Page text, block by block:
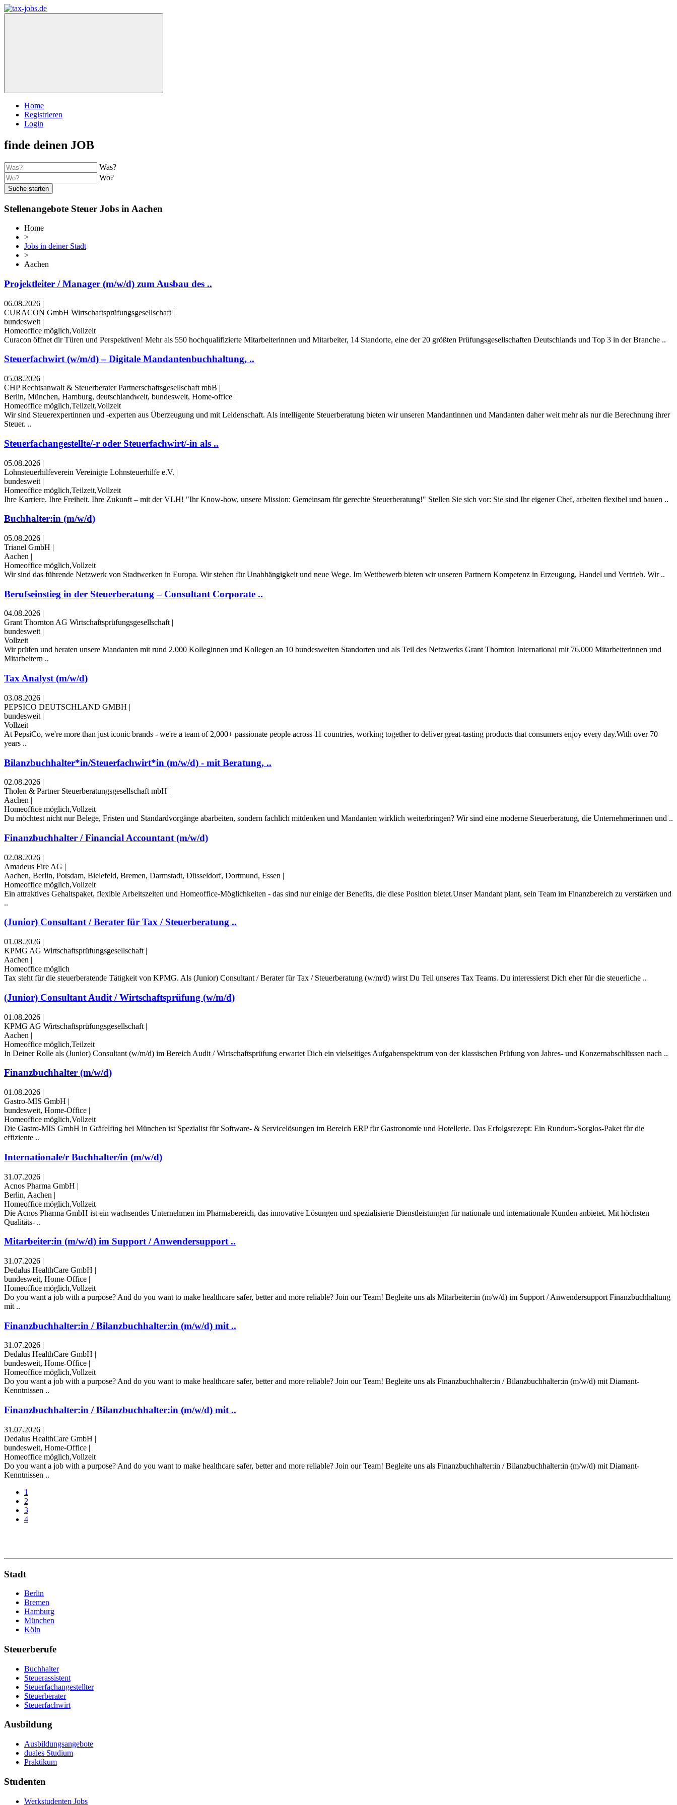
Home
Registrieren
Login
finde deinen JOB
Was?
Wo?
Suche starten
Stellenangebote Steuer Jobs in Aachen
Home
>
Jobs in deiner Stadt
>
Aachen
Projektleiter / Manager (m/w/d) zum Ausbau des ..
06.08.2026 |
CURACON GmbH Wirtschaftsprüfungsgesellschaft |
bundesweit |
Homeoffice möglich,Vollzeit
Curacon öffnet dir Türen und Perspektiven! Mehr als 550 hochqualifizierte Mitarbeiterinnen und Mitarbeiter, 14 Standorte, eine der 20 größten Prüfungsgesellschaften Deutschlands und Top 3 in der Branche ..
Steuerfachwirt (w/m/d) – Digitale Mandantenbuchhaltung, ..
05.08.2026 |
CHP Rechtsanwalt & Steuerberater Partnerschaftsgesellschaft mbB |
Berlin, München, Hamburg, deutschlandweit, bundesweit, Home-office |
Homeoffice möglich,Teilzeit,Vollzeit
Wir sind Steuerexpertinnen und -experten aus Überzeugung und mit Leidenschaft. Als intelligente Steuerberatung bieten wir unseren Mandantinnen und Mandanten daher weit mehr als nur die Berechnung ihrer
Steuer. ..
Steuerfachangestellte/-r oder Steuerfachwirt/-in als ..
05.08.2026 |
Lohnsteuerhilfeverein Vereinigte Lohnsteuerhilfe e.V. |
bundesweit |
Homeoffice möglich,Teilzeit,Vollzeit
Ihre Karriere. Ihre Freiheit. Ihre Zukunft – mit der VLH! "Ihr Know-how, unsere Mission: Gemeinsam für gerechte Steuerberatung!" Stellen Sie sich vor: Sie sind Ihr eigener Chef, arbeiten flexibel und bauen ..
Buchhalter:in (m/w/d)
05.08.2026 |
Trianel GmbH |
Aachen |
Homeoffice möglich,Vollzeit
Wir sind das führende Netzwerk von Stadt­werken in Europa. Wir stehen für Unab­hängig­keit und neue Wege. Im Wett­bewerb bieten wir unseren Partnern Kompetenz in Erzeugung, Handel und Vertrieb. Wir ..
Berufseinstieg in der Steuerberatung – Consultant Corporate ..
04.08.2026 |
Grant Thornton AG Wirtschaftsprüfungsgesellschaft |
bundesweit |
Vollzeit
Wir prüfen und beraten unsere Mandanten mit rund 2.000 Kolleginnen und Kollegen an 10 bundesweiten Standorten und als Teil des Netzwerks Grant Thornton International mit 76.000 Mitarbeiterinnen und
Mitarbeitern ..
Tax Analyst (m/w/d)
03.08.2026 |
PEPSICO DEUTSCHLAND GMBH |
bundesweit |
Vollzeit
At PepsiCo, we're more than just iconic brands - we're a team of 2,000+ passionate people across 11 countries, working together to deliver great-tasting products that consumers enjoy every day.With over 70
years ..
Bilanzbuchhalter*in/Steuerfachwirt*in (m/w/d) - mit Beratung, ..
02.08.2026 |
Tholen & Partner Steuerberatungsgesellschaft mbH |
Aachen |
Homeoffice möglich,Vollzeit
Du möchtest nicht nur Belege, Fristen und Standardvorgänge abarbeiten, sondern fachlich mitdenken und Mandanten wirklich weiterbringen? Wir sind eine moderne Steuerberatung, die Unternehmerinnen und ..
Finanzbuchhalter / Financial Accountant (m/w/d)
02.08.2026 |
Amadeus Fire AG |
Aachen, Berlin, Potsdam, Bielefeld, Bremen, Darmstadt, Düsseldorf, Dortmund, Essen |
Homeoffice möglich,Vollzeit
Ein attraktives Gehaltspaket, flexible Arbeitszeiten und Homeoffice-Möglichkeiten - das sind nur einige der Benefits, die diese Position bietet.Unser Mandant plant, sein Team im Finanzbereich zu verstärken und
..
(Junior) Consultant / Berater für Tax / Steuerberatung ..
01.08.2026 |
KPMG AG Wirtschaftsprüfungsgesellschaft |
Aachen |
Homeoffice möglich
Tax steht für die steuerberatende Tätigkeit von KPMG. Als (Junior) Consultant / Berater für Tax / Steuerberatung (w/m/d) wirst Du Teil unseres Tax Teams. Du interessierst Dich eher für die steuerliche ..
(Junior) Consultant Audit / Wirtschaftsprüfung (w/m/d)
01.08.2026 |
KPMG AG Wirtschaftsprüfungsgesellschaft |
Aachen |
Homeoffice möglich,Teilzeit
In Deiner Rolle als (Junior) Consultant (w/m/d) im Bereich Audit / Wirtschaftsprüfung erwartet Dich ein vielseitiges Aufgabenspektrum von der klassischen Prüfung von Jahres- und Konzernabschlüssen nach ..
Finanzbuchhalter (m/w/d)
01.08.2026 |
Gastro-MIS GmbH |
bundesweit, Home-Office |
Homeoffice möglich,Vollzeit
Die Gastro-MIS GmbH in Gräfelfing bei München ist Spezialist für Software- & Servicelösungen im Bereich ERP für Gastronomie und Hotellerie. Das Erfolgsrezept: Ein Rundum-Sorglos-Paket für die
effiziente ..
Internationale/r Buchhalter/in (m/w/d)
31.07.2026 |
Acnos Pharma GmbH |
Berlin, Aachen |
Homeoffice möglich,Vollzeit
Die Acnos Pharma GmbH ist ein wachsendes Unternehmen im Pharmabereich, das innovative Lösungen und spezialisierte Dienstleistungen für nationale und internationale Kunden anbietet. Mit höchsten
Qualitäts- ..
Mitarbeiter:in (m/w/d) im Support / Anwendersupport ..
31.07.2026 |
Dedalus HealthCare GmbH |
bundesweit, Home-Office |
Homeoffice möglich,Vollzeit
Do you want a job with a purpose? And do you want to make healthcare safer, better and more reliable? Join our Team! Begleite uns als Mitarbeiter:in (m/w/d) im Support / Anwendersupport Finanzbuchhaltung
mit ..
Finanzbuchhalter:in / Bilanzbuchhalter:in (m/w/d) mit ..
31.07.2026 |
Dedalus HealthCare GmbH |
bundesweit, Home-Office |
Homeoffice möglich,Vollzeit
Do you want a job with a purpose? And do you want to make healthcare safer, better and more reliable? Join our Team! Begleite uns als Finanzbuchhalter:in / Bilanzbuchhalter:in (m/w/d) mit Diamant-
Kenntnissen ..
Finanzbuchhalter:in / Bilanzbuchhalter:in (m/w/d) mit ..
31.07.2026 |
Dedalus HealthCare GmbH |
bundesweit, Home-Office |
Homeoffice möglich,Vollzeit
Do you want a job with a purpose? And do you want to make healthcare safer, better and more reliable? Join our Team! Begleite uns als Finanzbuchhalter:in / Bilanzbuchhalter:in (m/w/d) mit Diamant-
Kenntnissen ..
1
2
3
4
Stadt
Berlin
Bremen
Hamburg
München
Köln
Steuerberufe
Buchhalter
Steuerassistent
Steuerfachangestellter
Steuerberater
Steuerfachwirt
Ausbildung
Ausbildungsangebote
duales Studium
Praktikum
Studenten
Werkstudenten Jobs